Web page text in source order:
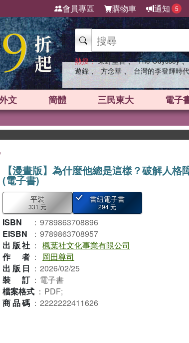
會員專區 購物車 通知 5
熱搜： 東野圭吾 、 The Odyssey 、
遊錄 、 方念華 、 台灣的李登輝時代
文 簡體 三民東大 電子
英
【漫畫版】為什麼他總是這樣？破解人格
(電子書)
平裝
331 元
書紐電子書
294 元
ISBN ： 9789863708896
EISBN
： 9789863708957
出版社 ： 楓葉社文化事業有限公司
作者 ：
岡田尊司
出版日 ： 2026/02/25
裝訂 ： 電子書
檔案格式 ： PDF;
商品碼 ： 2222222411626